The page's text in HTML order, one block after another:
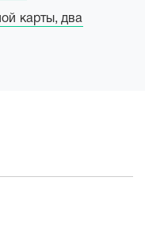
карты, два